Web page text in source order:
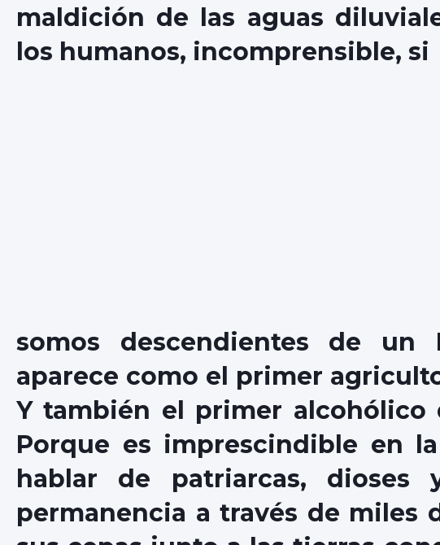
maldición de las aguas
los humanos, incomprensible, si
somos descendientes de un
aparece como el primer
Y también el primer alcohólico
Porque es imprescindible en
hablar de patriarcas, dioses
permanencia a través de miles